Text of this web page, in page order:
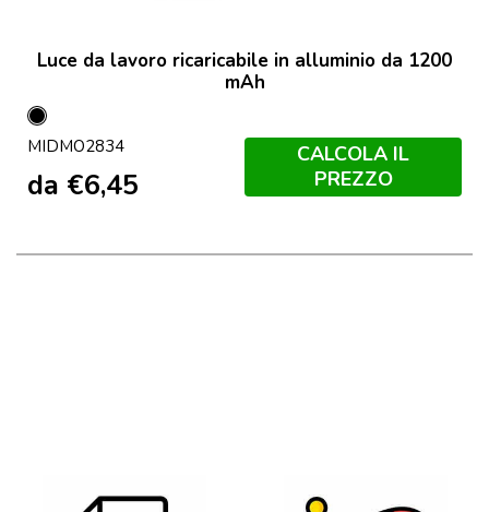
Luce da lavoro ricaricabile in alluminio da 1200
mAh
Nero
MIDMO2834
da €6,45
CALCOLA IL
PREZZO